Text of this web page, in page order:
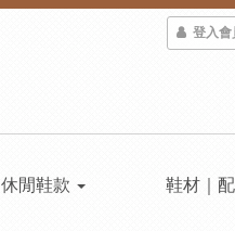
登入會
休閒鞋款 鞋材｜